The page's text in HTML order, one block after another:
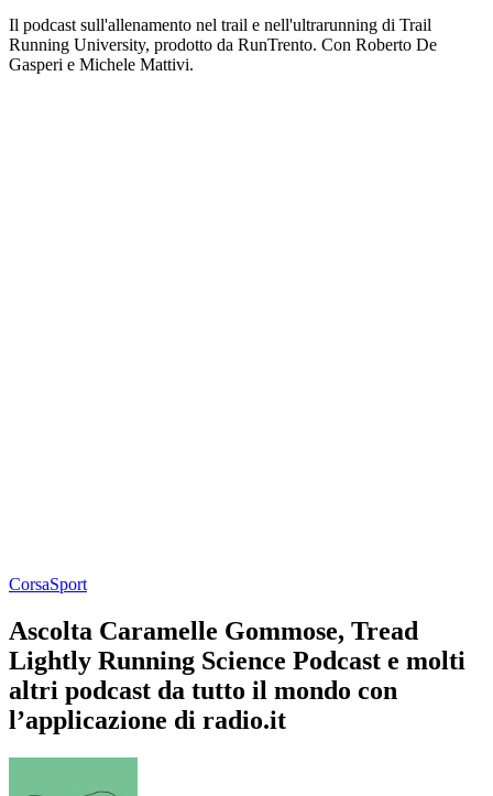
Il podcast sull'allenamento nel trail e nell'ultrarunning di Trail
Running University, prodotto da RunTrento. Con Roberto De
Gasperi e Michele Mattivi.
CorsaSport
Ascolta Caramelle Gommose, Tread
Lightly Running Science Podcast e molti
altri podcast da tutto il mondo con
l’applicazione di radio.it